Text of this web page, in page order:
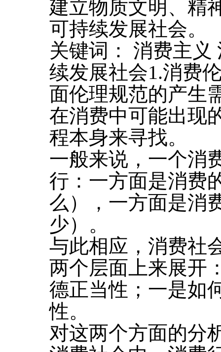
建立物质文明、精
可持续发展社会。
关键词： 消费主义
续发展社会1.消费
面伦理规范的产生
在消费中可能出现
程本身来寻找。
一般来说，一个消
行：一方面是消费
么），一方面是消
少）。
与此相应，消费社
两个层面上来展开
德正当性；一是如
性。
对这两个方面的分